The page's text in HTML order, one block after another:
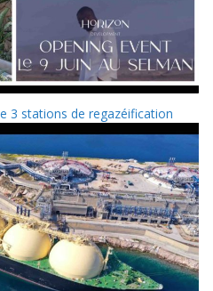
3 stations de regazéification